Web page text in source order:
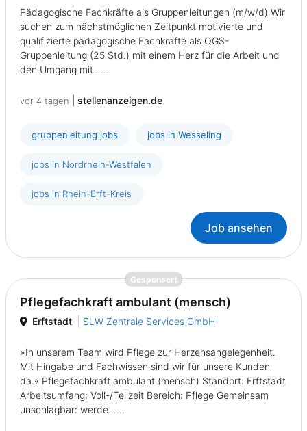
Pädagogische Fachkräfte als Gruppenleitungen (m/w/d) Wir
suchen zum nächstmöglichen Zeitpunkt motivierte und
qualifizierte pädagogische Fachkräfte als OGS-
Gruppenleitung (25 Std.) mit einem Herz für die Arbeit und
den Umgang mit......
vor 4 tagen stellenanzeigen.de
gruppenleitung jobs jobs in Wesseling
jobs in Nordrhein-Westfalen
jobs in Rhein-Erft-Kreis
Job ansehen
Gesponsert{prompt.job}
Pflegefachkraft ambulant (mensch)
Erftstadt SLW Zentrale Services GmbH
»In unserem Team wird Pflege zur Herzensangelegenheit.
Mit Hingabe und Fachwissen sind wir für unsere Kunden
da.« Pflegefachkraft ambulant (mensch) Standort: Erftstadt
Arbeitsumfang: Voll-/Teilzeit Bereich: Pflege Gemeinsam
unschlagbar: werde......